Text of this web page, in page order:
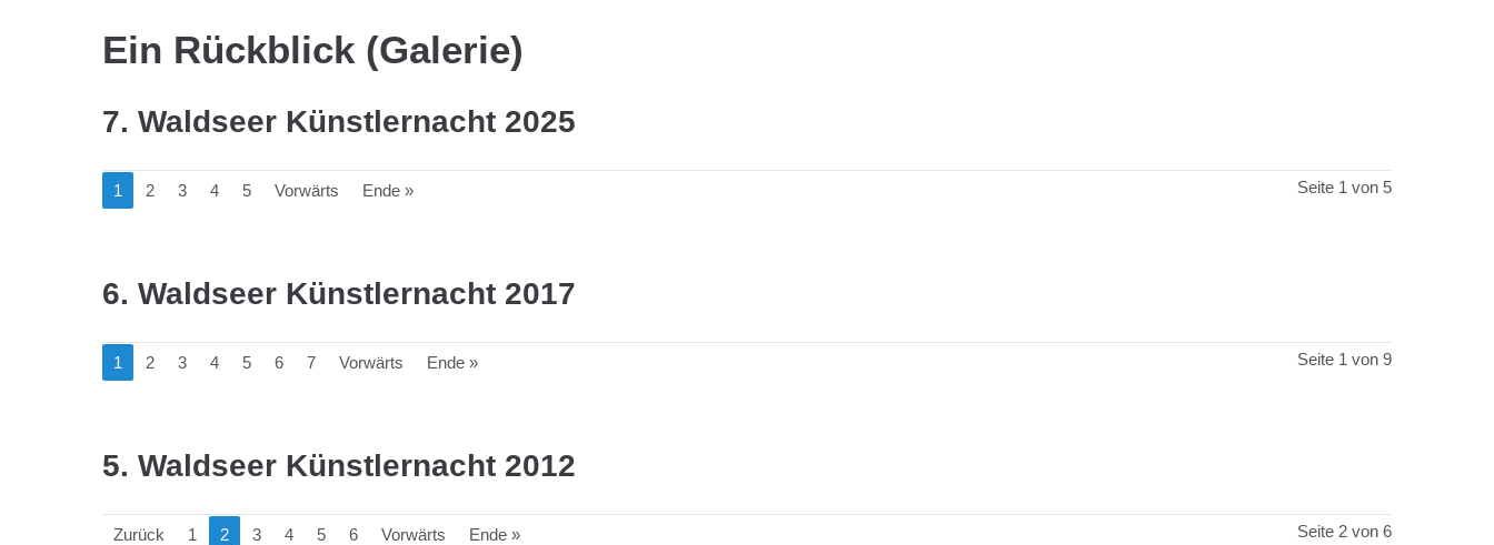
Ein Rückblick (Galerie)
7. Waldseer Künstlernacht 2025
Seite 1 von 5
1 2 3 4 5 Vorwärts Ende »
6. Waldseer Künstlernacht 2017
Seite 1 von 9
1 2 3 4 5 6 7 Vorwärts Ende »
5. Waldseer Künstlernacht 2012
Seite 2 von 6
Zurück 1 2 3 4 5 6 Vorwärts Ende »